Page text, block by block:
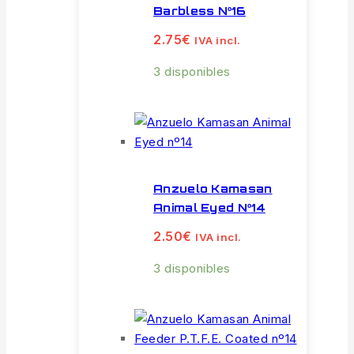
Barbless Nº16
2.75€ IVA incl.
3 disponibles
Anzuelo Kamasan
Animal Eyed Nº14
2.50€ IVA incl.
3 disponibles